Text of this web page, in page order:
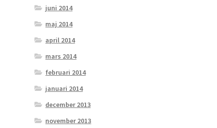
juni 2014
maj 2014
april 2014
mars 2014
februari 2014
januari 2014
december 2013
november 2013